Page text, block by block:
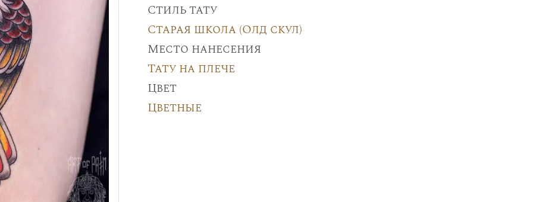
Стиль тату
Старая школа (Олд скул)
Место нанесения
Тату на плече
Цвет
Цветные